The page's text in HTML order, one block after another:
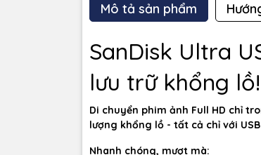
Mô tả sản phẩm
SanDisk Ultra
lưu trữ khổng lồ!
Di chuyển phim ảnh Full HD chỉ
lượng khổng lồ - tất cả chỉ với USB
Nhanh chóng, mượt mà: